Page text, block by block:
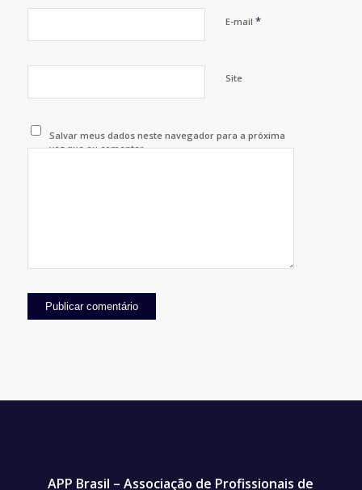
E-mail *
Site
Salvar meus dados neste navegador para a próxima
vez que eu comentar.
APP Brasil – Associação de Profissionais de